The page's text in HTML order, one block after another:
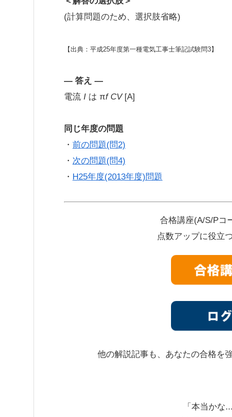
(計算問題のため、選択肢省略)
【出典：平成25年度第一種電気工事士筆記試験問3】
— 答え —
電流 I は πf CV[A]
同じ年度の問題
・ 前の問題(問2)
・ 次の問題(問4)
・ H25年度(2013年度)問題
合格講座(A/S/Pコ
点数アップに役立
他の解説記事も、あなたの合格を
「本当かな